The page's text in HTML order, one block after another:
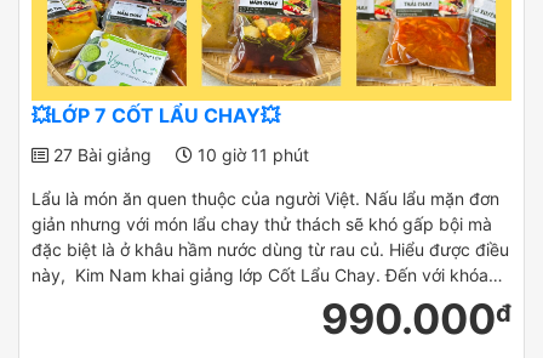
💥LỚP 7 CỐT LẨU CHAY💥
27 Bài giảng 10 giờ 11 phút
Lẩu là món ăn quen thuộc của người Việt. Nấu lẩu mặn đơn
giản nhưng với món lẩu chay thử thách sẽ khó gấp bội mà
đặc biệt là ở khâu hầm nước dùng từ rau củ. Hiểu được điều
này, Kim Nam khai giảng lớp Cốt Lẩu Chay. Đến với khóa…
990.000đ